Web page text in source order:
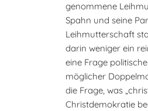
genommene
Spahn und seine
Leihmutterschaft
darin weniger ein
eine Frage
möglicher
die Frage, was
Christdemokratie